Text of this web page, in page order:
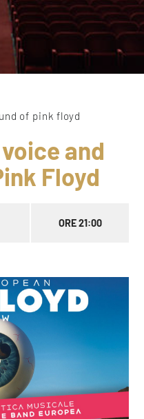
of pink floyd
voice and
Floyd
ORE 21:00